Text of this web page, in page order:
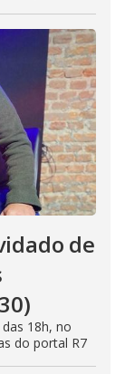
de
18h, no
do portal R7